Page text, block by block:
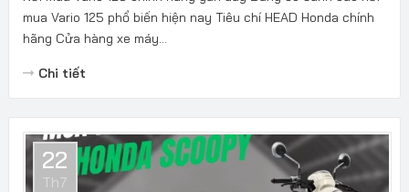
mua Vario 125 phổ biến hiện nay Tiêu chí HEAD Honda chính
hãng Cửa hàng xe máy...
Chi tiết
22
Th7